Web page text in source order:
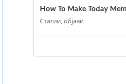
How To Make Today
Статии, објави